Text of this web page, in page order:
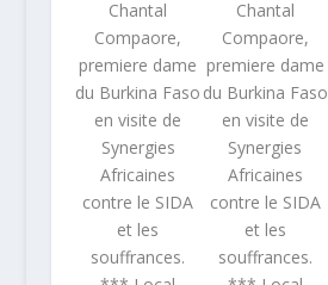
Chantal
Compaore,
premiere dame
du Burkina Faso
en visite de
Synergies
Africaines
contre le SIDA
et les
souffrances.
Chantal
Compaore,
premiere dame
du Burkina Faso
en visite de
Synergies
Africaines
contre le SIDA
et les
souffrances.